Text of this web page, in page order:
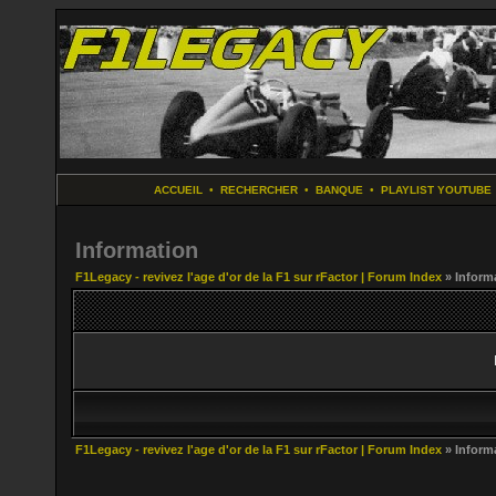
ACCUEIL • RECHERCHER• BANQUE • PLAYLIST YOUTUBE
Information
F1Legacy - revivez l'age d'or de la F1 sur rFactor | Forum Index »
F1Legacy - revivez l'age d'or de la F1 sur rFactor | Forum Index »